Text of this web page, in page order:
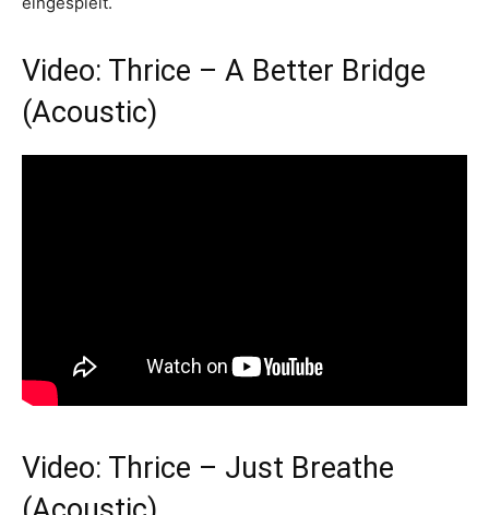
Video: Thrice – A Better Bridge
(Acoustic)
Video: Thrice – Just Breathe